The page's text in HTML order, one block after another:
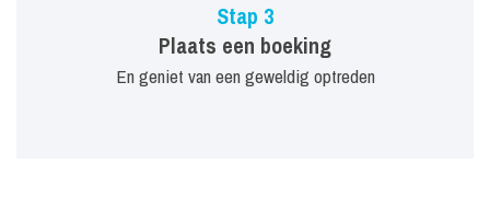
Stap 3
Plaats een boeking
En geniet van een geweldig optreden